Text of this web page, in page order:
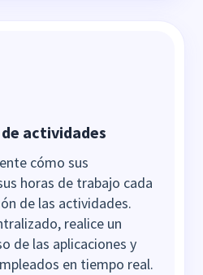
actividades
cómo sus
horas de trabajo cada
de las actividades.
realice un
de las aplicaciones y
en tiempo real.